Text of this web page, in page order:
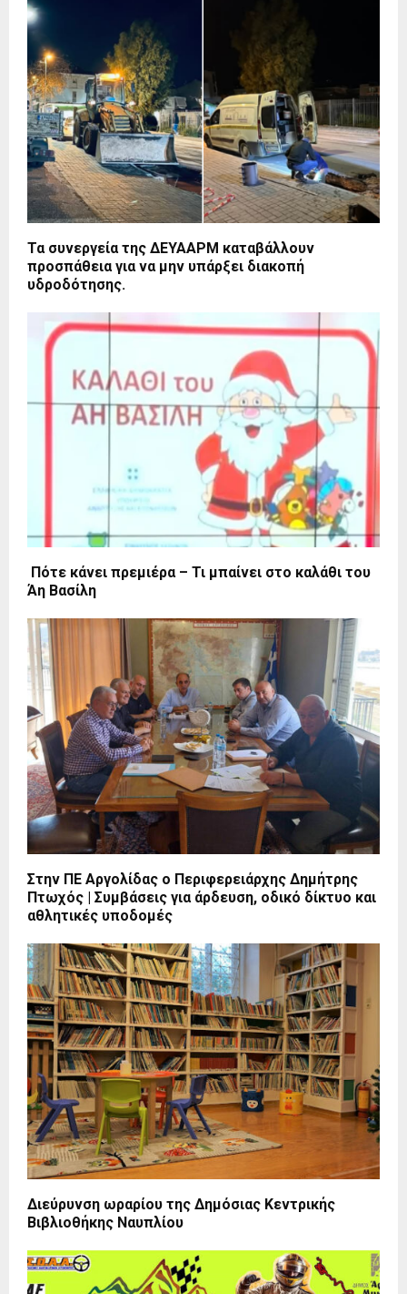
Τα συνεργεία της ΔΕΥΑΑΡΜ καταβάλλουν
προσπάθεια για να μην υπάρξει διακοπή
υδροδότησης.
Πότε κάνει πρεμιέρα – Τι μπαίνει στο καλάθι του
Άη Βασίλη
Στην ΠΕ Αργολίδας ο Περιφερειάρχης Δημήτρης
Πτωχός | Συμβάσεις για άρδευση, οδικό δίκτυο και
αθλητικές υποδομές
Διεύρυνση ωραρίου της Δημόσιας Κεντρικής
Βιβλιοθήκης Ναυπλίου